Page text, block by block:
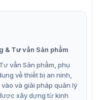
TH100100D
hành lý
& Tư vấn Sản phẩm
vấn Sản phẩm, phụ
về thiết bị an ninh,
và giải pháp quản lý
xây dựng từ kinh